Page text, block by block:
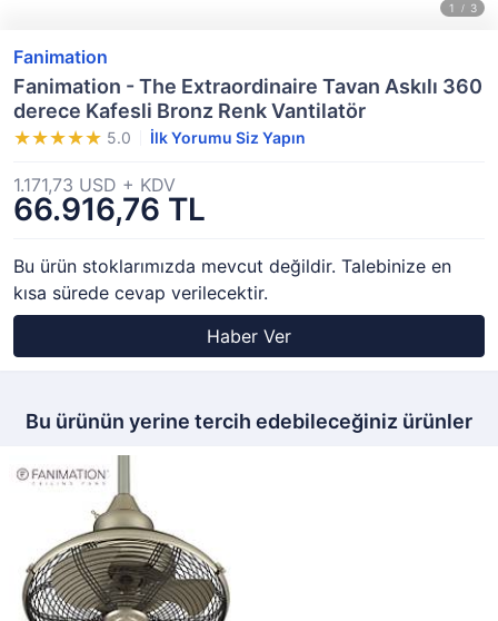
Fanimation
Fanimation - The Extraordinaire Tavan Askılı 360
derece Kafesli Bronz Renk Vantilatör
5.0 İlk Yorumu Siz Yapın
66.916,76 TL
1.171,73 USD + KDV
Bu ürün stoklarımızda mevcut değildir. Talebinize en
kısa sürede cevap verilecektir.
Haber Ver
Bu ürünün yerine tercih edebileceğiniz ürünler